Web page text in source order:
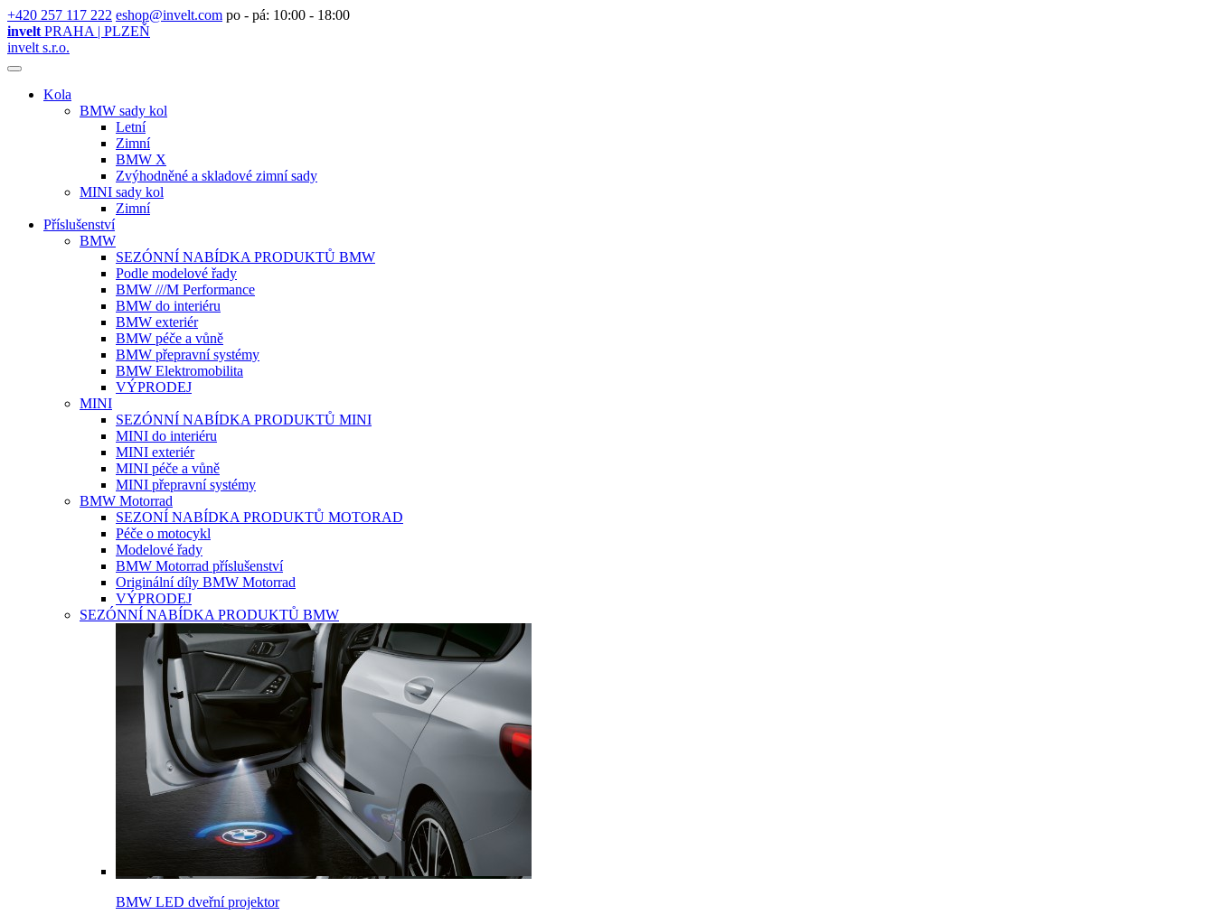
+420 257 117 222 eshop@invelt.com po - pá: 10:00 - 18:00
invelt PRAHA | PLZEŇ
invelt s.r.o.
Kola
BMW sady kol
Letní
Zimní
BMW X
Zvýhodněné a skladové zimní sady
MINI sady kol
Zimní
Příslušenství
BMW
SEZÓNNÍ NABÍDKA PRODUKTŮ BMW
Podle modelové řady
BMW ///M Performance
BMW do interiéru
BMW exteriér
BMW péče a vůně
BMW přepravní systémy
BMW Elektromobilita
VÝPRODEJ
MINI
SEZÓNNÍ NABÍDKA PRODUKTŮ MINI
MINI do interiéru
MINI exteriér
MINI péče a vůně
MINI přepravní systémy
BMW Motorrad
SEZONÍ NABÍDKA PRODUKTŮ MOTORAD
Péče o motocykl
Modelové řady
BMW Motorrad příslušenství
Originální díly BMW Motorrad
VÝPRODEJ
SEZÓNNÍ NABÍDKA PRODUKTŮ BMW
BMW LED dveřní projektor